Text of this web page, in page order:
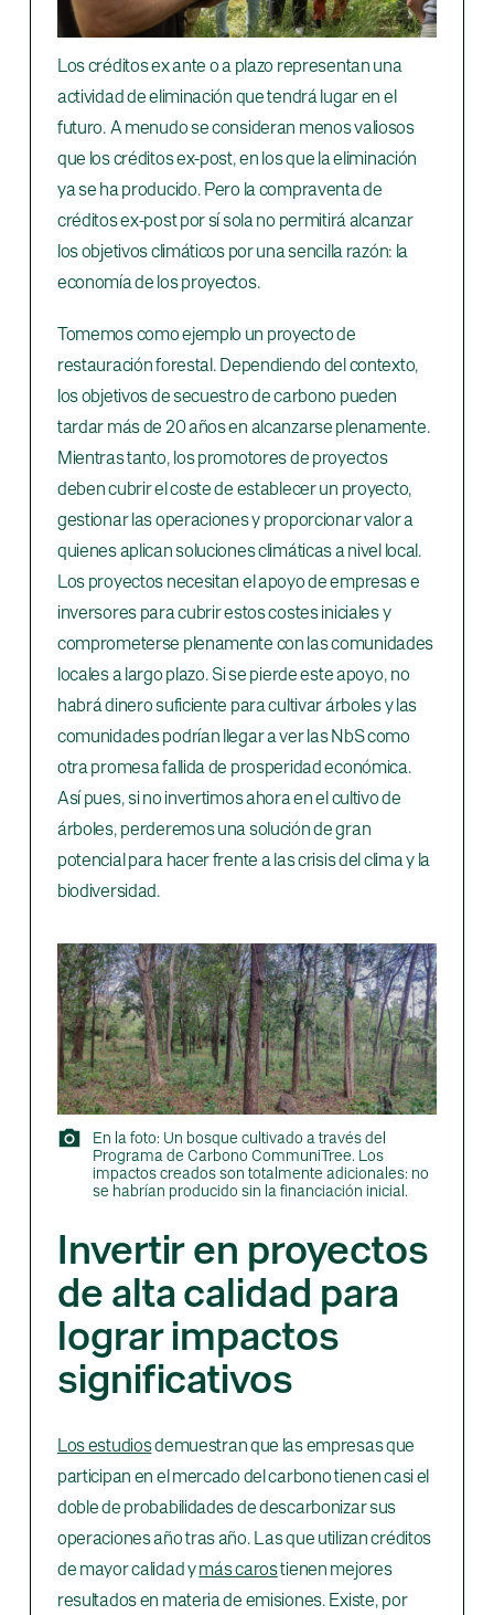
Los créditos ex ante o a plazo representan una
actividad de eliminación que tendrá lugar en el
futuro. A menudo se consideran menos valiosos
que los créditos ex-post, en los que la eliminación
ya se ha producido. Pero la compraventa de
créditos ex-post por sí sola no permitirá alcanzar
los objetivos climáticos por una sencilla razón: la
economía de los proyectos.
Tomemos como ejemplo un proyecto de
restauración forestal. Dependiendo del contexto,
los objetivos de secuestro de carbono pueden
tardar más de 20 años en alcanzarse plenamente.
Mientras tanto, los promotores de proyectos
deben cubrir el coste de establecer un proyecto,
gestionar las operaciones y proporcionar valor a
quienes aplican soluciones climáticas a nivel local.
Los proyectos necesitan el apoyo de empresas e
inversores para cubrir estos costes iniciales y
comprometerse plenamente con las comunidades
locales a largo plazo. Si se pierde este apoyo, no
habrá dinero suficiente para cultivar árboles y las
comunidades podrían llegar a ver las NbS como
otra promesa fallida de prosperidad económica.
Así pues, si no invertimos ahora en el cultivo de
árboles, perderemos una solución de gran
potencial para hacer frente a las crisis del clima y la
biodiversidad.
En la foto: Un bosque cultivado a través del
Programa de Carbono CommuniTree. Los
impactos creados son totalmente adicionales: no
se habrían producido sin la financiación inicial.
Invertir en proyectos
de alta calidad para
lograr impactos
significativos
Los estudiosdemuestran que las empresas que
participan en el mercado del carbono tienen casi el
doble de probabilidades de descarbonizar sus
operaciones año tras año. Las que utilizan créditos
de mayor calidad ymás carostienen mejores
resultados en materia de emisiones. Existe, por